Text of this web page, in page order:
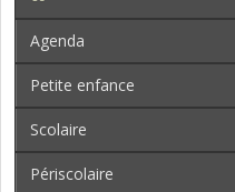
Agenda
Petite enfance
Scolaire
Périscolaire